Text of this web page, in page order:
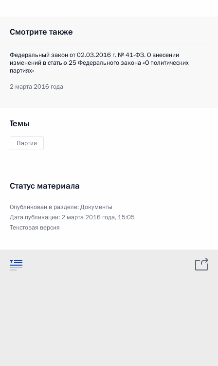
Смотрите также
Федеральный закон от 02.03.2016 г. № 41-ФЗ. О внесении
изменений в статью 25 Федерального закона «О политических
партиях»
2 марта 2016 года
Темы
Партии
Статус материала
Опубликован в разделе:Документы
Дата публикации:2 марта 2016 года, 15:05
Текстовая версия